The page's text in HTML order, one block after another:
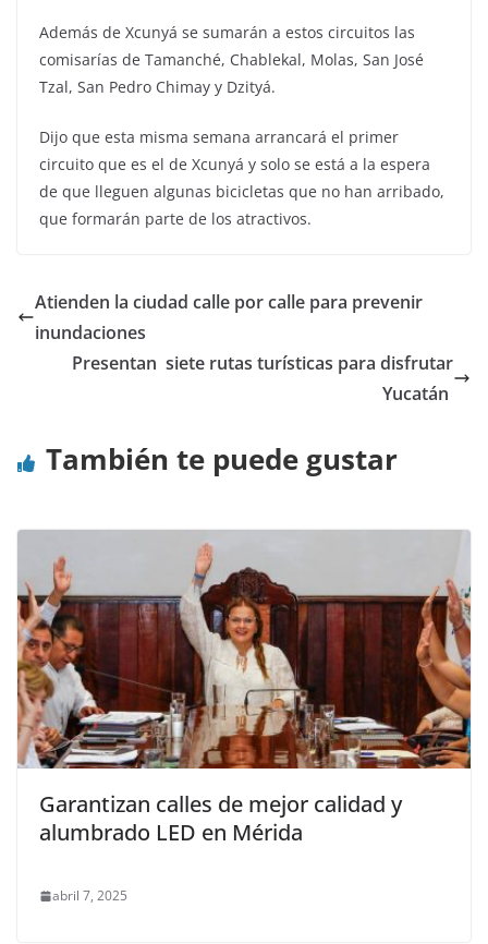
Además de Xcunyá se sumarán a estos circuitos las
comisarías de Tamanché, Chablekal, Molas, San José
Tzal, San Pedro Chimay y Dzityá.
Dijo que esta misma semana arrancará el primer
circuito que es el de Xcunyá y solo se está a la espera
de que lleguen algunas bicicletas que no han arribado,
que formarán parte de los atractivos.
Atienden la ciudad calle por calle para prevenir
inundaciones
Presentan siete rutas turísticas para disfrutar
Yucatán
También te puede gustar
Garantizan calles de mejor calidad y
alumbrado LED en Mérida
abril 7, 2025